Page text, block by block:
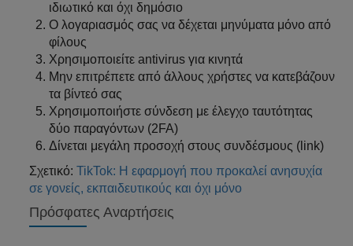
ιδιωτικό και όχι δημόσιο
Ο λογαριασμός σας να δέχεται μηνύματα μόνο από
φίλους
Χρησιμοποιείτε antivirus για κινητά
Μην επιτρέπετε από άλλους χρήστες να κατεβάζουν
τα βίντεό σας
Χρησιμοποιήστε σύνδεση με έλεγχο ταυτότητας
δύο παραγόντων (2FA)
Δίνεται μεγάλη προσοχή στους συνδέσμους (link)
Σχετικό:TikTok: Η εφαρμογή που προκαλεί ανησυχία
σε γονείς, εκπαιδευτικούς και όχι μόνο
Πρόσφατες Αναρτήσεις